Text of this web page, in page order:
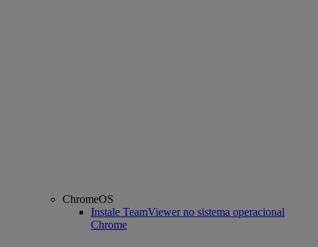
ChromeOS
Instale TeamViewer no sistema operacional
Chrome